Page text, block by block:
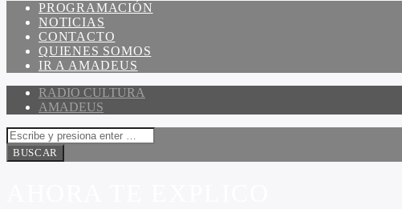
PROGRAMACIÓN
NOTICIAS
CONTACTO
QUIENES SOMOS
IR A AMADEUS
RADIO CULTURA
AMADEUS